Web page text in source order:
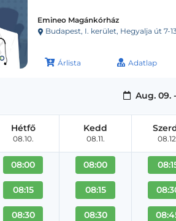
Emineo Magánkórház
Budapest, I. kerület, Hegyalja út 7-
Árlista Adatlap
Aug. 09.
Hétfő
08.10.
08:00
08:15
08:30
Kedd
08.11.
08:00
08:15
08:30